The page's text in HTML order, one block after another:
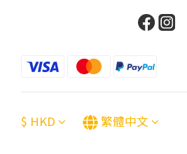
$ HKD 繁體中文